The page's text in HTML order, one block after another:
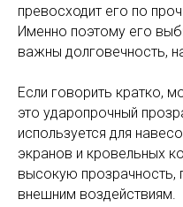
превосходит его по
Именно поэтому его
важны долговечность,
Если говорить кратко,
это ударопрочный
используется для
экранов и кровельных
высокую прозрачность,
внешним воздействиям.